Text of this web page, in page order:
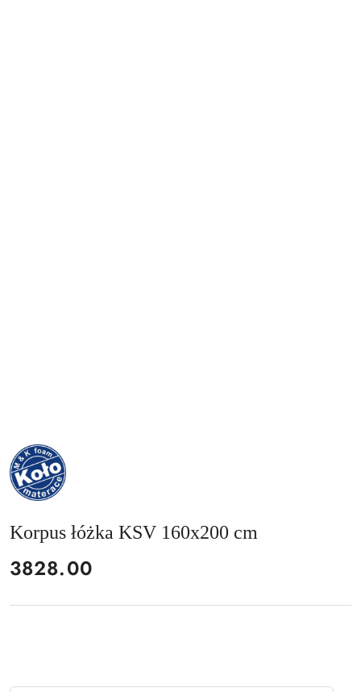
NAZWA
PRODUCENTA:
MKFOAM
Korpus łóżka KSV 160x200 cm
cena:
3828.00